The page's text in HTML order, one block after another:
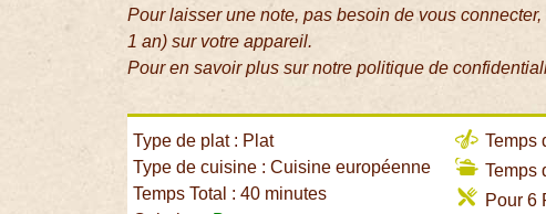
Pour laisser une note, pas besoin de vous
1 an) sur votre appareil.
Pour en savoir plus sur notre politique de
Type de plat : Plat
Type de cuisine : Cuisine européenne
Temps Total : 40 minutes
Temps
Temps
Pour 6